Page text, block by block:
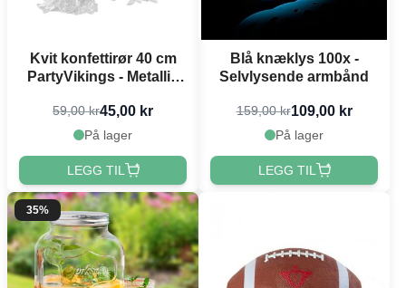
Kvit konfettirør 40 cm
PartyVikings - Metallic
59,00 kr45,00 kr
På lager
LEGG TIL
Blå knæklys 100x -
Selvlysende armbånd
159,00 kr109,00 kr
På lager
LEGG TIL
35%